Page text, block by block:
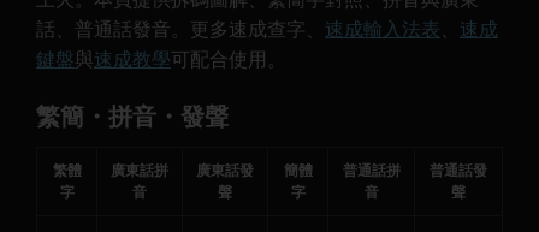
話、普通話發音。更多速成查字、 速成輸入法表、 速成
鍵盤與速成教學可配合使用。
繁簡・拼音・發聲
繁體
字
廣東話拼
音
廣東話發
聲
簡體
字
普通話拼
音
普通話發
聲